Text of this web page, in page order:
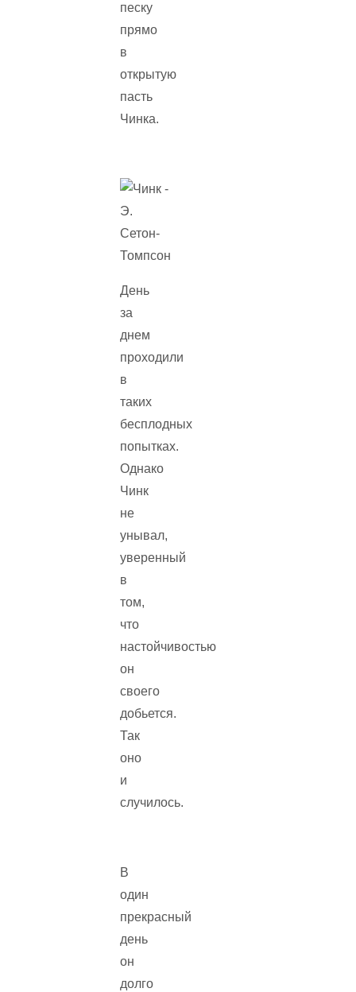
песку
прямо
в
открытую
пасть
Чинка.
День
за
днем
проходили
в
таких
бесплодных
попытках.
Однако
Чинк
не
унывал,
уверенный
в
том,
что
настойчивостью
он
своего
добьется.
Так
оно
и
случилось.
В
один
прекрасный
день
он
долго